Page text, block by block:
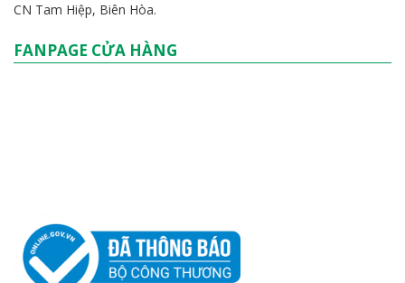
CN Tam Hiệp, Biên Hòa.
FANPAGE CỬA HÀNG